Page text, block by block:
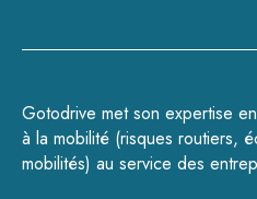
Gotodrive met son expertise
à la mobilité (risques routiers,
mobilités) au service des